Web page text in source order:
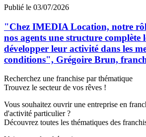
Publié le 03/07/2026
"Chez IMEDIA Location, notre
nos agents une structure complète
développer leur activité dans les
conditions", Grégoire Brun,
Recherchez une franchise par thématique
Trouvez le secteur de vos rêves !
Vous souhaitez ouvrir une entreprise en
d'activité particulier ?
Découvrez toutes les thématiques des